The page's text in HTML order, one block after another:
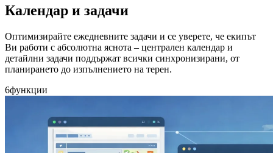
Календар и задачи
Оптимизирайте ежедневните задачи и се уверете, че екипът
Ви работи с абсолютна яснота – централен календар и
детайлни задачи поддържат всички синхронизирани, от
планирането до изпълнението на терен.
6функции